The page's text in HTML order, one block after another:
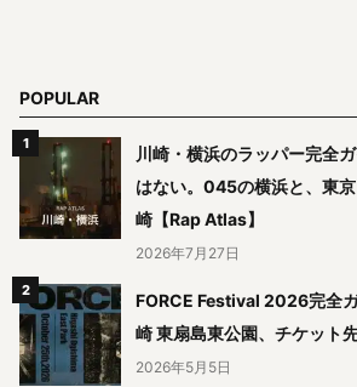
POPULAR
川崎・横浜のラッパー完全
はない。045の横浜と、東
崎【Rap Atlas】
2026年7月27日
FORCE Festival 2026完全
崎 東扇島東公園、チケット
2026年5月5日